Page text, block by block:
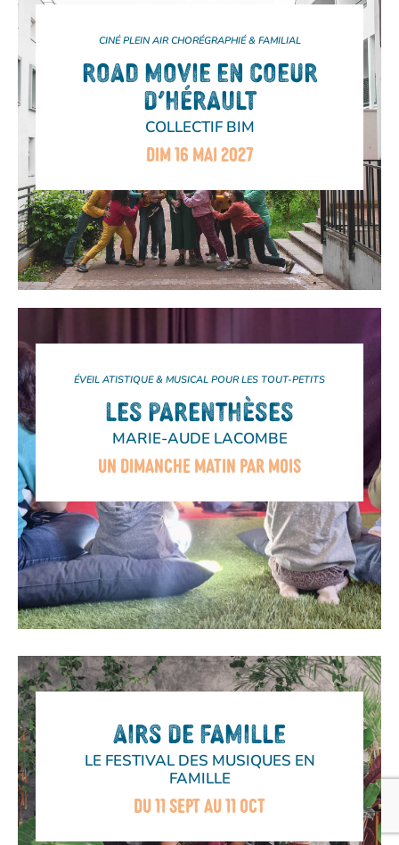
CINÉ PLEIN AIR CHORÉGRAPHIÉ & FAMILIAL
ROAD MOVIE EN COEUR
D’HÉRAULT
COLLECTIF BIM
DIM 16 MAI 2027
ÉVEIL ATISTIQUE & MUSICAL POUR LES TOUT-PETITS
LES PARENTHÈSES
MARIE-AUDE LACOMBE
UN DIMANCHE MATIN PAR MOIS
AIRS DE FAMILLE
LE FESTIVAL DES MUSIQUES EN
FAMILLE
DU 11 SEPT AU 11 OCT